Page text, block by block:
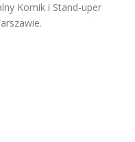
Komik i Stand-uper
.